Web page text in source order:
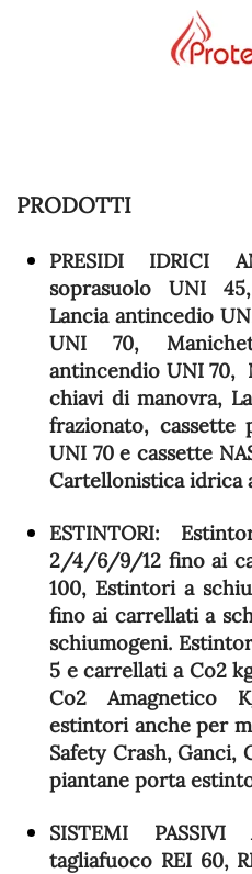
Skip to main content
PRODOTTI
PRESIDI IDRICI
soprasuolo UNI
Lancia antincedio
UNI 70,
antincendio UNI 70,
chiavi di manovra,
frazionato,
UNI 70 e cassette
Cartellonistica idrica
ESTINTORI:
2/4/6/9/12 fino ai
100, Estintori a
fino ai carrellati a
schiumogeni.
5 e carrellati a Co2
Co2 Amagnetico
estintori anche per
Safety Crash,
piantane porta
SISTEMI PASSIVI
tagliafuoco REI 60,